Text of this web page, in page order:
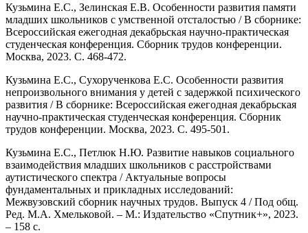
Кузьмина Е.С., Зелинская Е.В. Особенности развития памяти
младших школьников с умственной отсталостью / В сборнике:
Всероссийская ежегодная декабрьская научно-практическая
студенческая конференция. Сборник трудов конференции.
Москва, 2023. С. 468-472.
Кузьмина Е.С., Сухорученкова Е.С. Особенности развития
непроизвольного внимания у детей с задержкой психического
развития / В сборнике: Всероссийская ежегодная декабрьская
научно-практическая студенческая конференция. Сборник
трудов конференции. Москва, 2023. С. 495-501.
Кузьмина Е.С., Петлюк Н.Ю. Развитие навыков социального
взаимодействия младших школьников с расстройствами
аутистического спектра / Актуальные вопросы
фундаментальных и прикладных исследований:
Межвузовский сборник научных трудов. Выпуск 4 / Под общ.
Ред. М.А. Хмельковой. – М.: Издательство «Спутник+», 2023.
– 158 с.